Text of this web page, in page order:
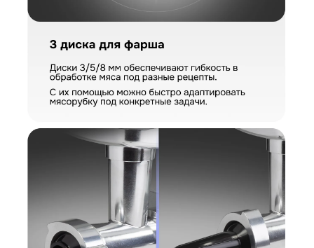
Заполните короткую форму —
и мы оформим заказ за вас.
Мясорубка Zigmund & Shtain ZMG-055
Вариант
Ваш номер
Мясорубка Zigmund & Shtain ZMG-055
ZMG-055
Отправить отзыв
С условиями "Пользовательского соглашения" ознакомлен